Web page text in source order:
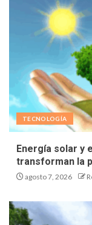
TECNOLOGÍA
Energía solar y
transforman la
agosto 7, 2026